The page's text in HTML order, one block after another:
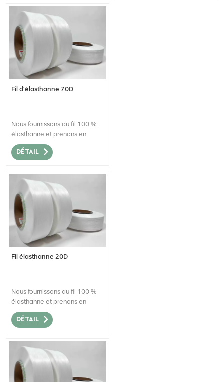
Fil d'élasthanne 70D
Nous fournissons du fil 100 %
élasthanne et prenons en
charge les commandes en
gros.DÉTAIL
Fil élasthanne 20D
Nous fournissons du fil 100 %
élasthanne et prenons en
charge les commandes en
gros.DÉTAIL